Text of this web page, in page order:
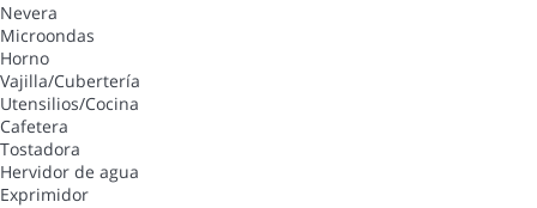
Nevera
Microondas
Horno
Vajilla/Cubertería
Utensilios/Cocina
Cafetera
Tostadora
Hervidor de agua
Exprimidor